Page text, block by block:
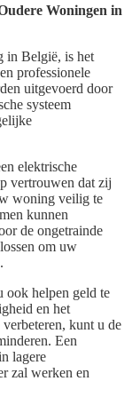
Woningen in
in België, is het
professionele
uitgevoerd door
systeem
elektrische
vertrouwen dat zij
woning veilig te
kunnen
de ongetrainde
om uw
ook helpen geld te
en het
kunt u de
Een
lagere
zal werken en